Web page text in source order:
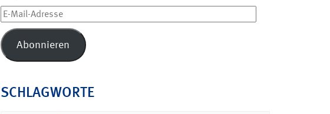
E-
Mail-
Adresse
Abonnieren
SCHLAGWORTE